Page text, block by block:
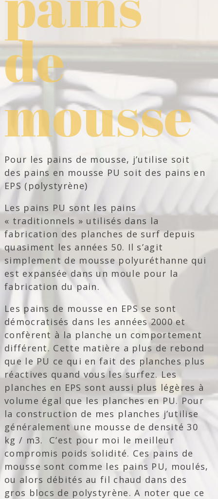
de
mousse
Pour les pains de mousse, j’utilise soit
des pains en mousse PU soit des pains en
EPS (polystyrène)
Les pains PU sont les pains
« traditionnels » utilisés dans la
fabrication des planches de surf depuis
quasiment les années 50. Il s’agit
simplement de mousse polyuréthanne qui
est expansée dans un moule pour la
fabrication du pain.
Les pains de mousse en EPS se sont
démocratisés dans les années 2000 et
confèrent à la planche un comportement
différent. Cette matière a plus de rebond
que le PU ce qui en fait des planches plus
réactives quand vous les surfez. Les
planches en EPS sont aussi plus légères à
volume égal que les planches en PU. Pour
la construction de mes planches j’utilise
généralement une mousse de densité 30
kg / m3.
C’est pour moi le meilleur
compromis poids solidité. Ces pains de
mousse sont comme les pains PU, moulés,
ou alors débités au fil chaud dans des
gros blocs de polystyrène. A noter que ce